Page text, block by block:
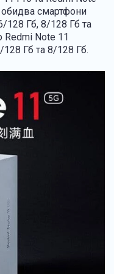
смартфони
128 Гб, 8/128 Гб та
Note 11
Гб та 8/128 Гб.